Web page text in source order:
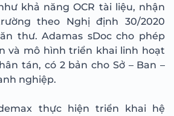
khả năng OCR tài liệu, nhận
theo Nghị định 30/2020
thư. Adamas sDoc cho phép
và mô hình triển khai linh hoạt
tán, có 2 bản cho Sở – Ban –
nghiệp.
thực hiện triển khai hệ